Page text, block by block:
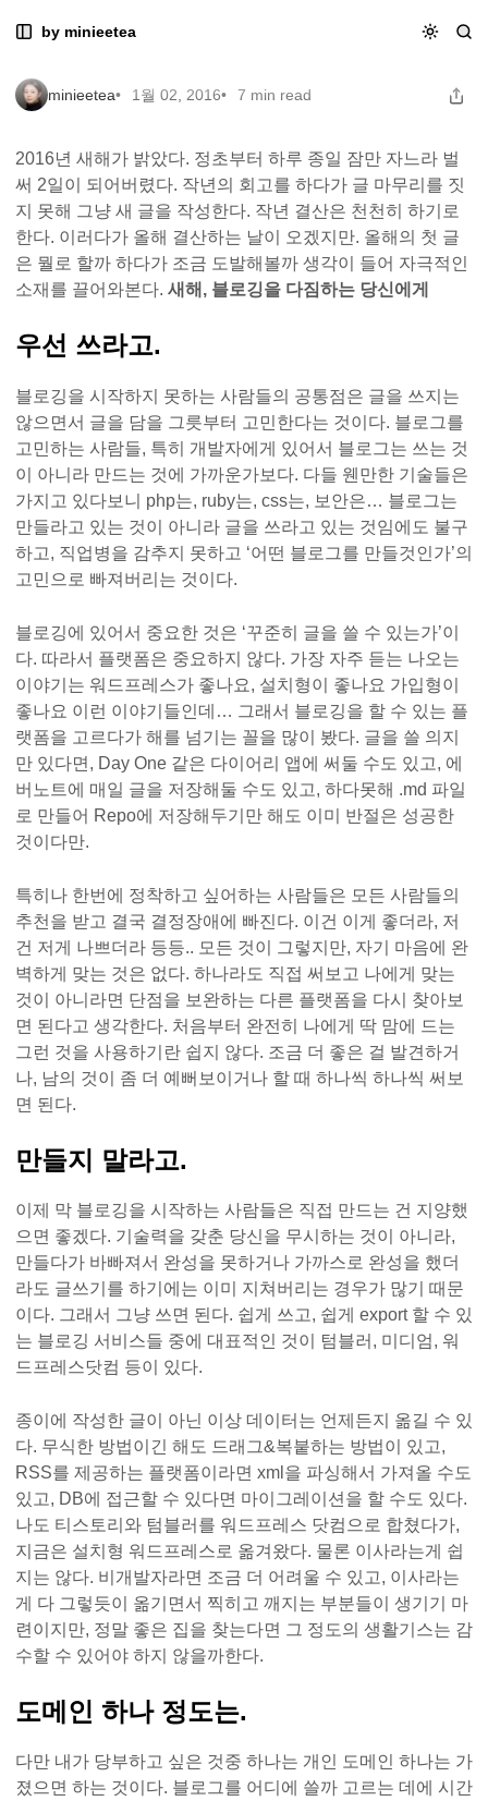
to
to
to
by minieetea
새해, 블로깅을 다짐하는 당신에게
새해, 블로깅을 다짐하는 당신에게
minieetea 1월 02, 2016 7 min read
2016년 새해가 밝았다. 정초부터 하루 종일 잠만 자느라 벌
써 2일이 되어버렸다. 작년의 회고를 하다가 글 마무리를 짓
지 못해 그냥 새 글을 작성한다. 작년 결산은 천천히 하기로
한다. 이러다가 올해 결산하는 날이 오겠지만. 올해의 첫 글
은 뭘로 할까 하다가 조금 도발해볼까 생각이 들어 자극적인
소재를 끌어와본다. 새해, 블로깅을 다짐하는 당신에게
우선 쓰라고.
블로깅을 시작하지 못하는 사람들의 공통점은 글을 쓰지는
않으면서 글을 담을 그릇부터 고민한다는 것이다. 블로그를
고민하는 사람들, 특히 개발자에게 있어서 블로그는 쓰는 것
이 아니라 만드는 것에 가까운가보다. 다들 웬만한 기술들은
가지고 있다보니 php는, ruby는, css는, 보안은… 블로그는
만들라고 있는 것이 아니라 글을 쓰라고 있는 것임에도 불구
하고, 직업병을 감추지 못하고 ‘어떤 블로그를 만들것인가’의
고민으로 빠져버리는 것이다.
블로깅에 있어서 중요한 것은 ‘꾸준히 글을 쓸 수 있는가’이
다. 따라서 플랫폼은 중요하지 않다. 가장 자주 듣는 나오는
이야기는 워드프레스가 좋나요, 설치형이 좋나요 가입형이
좋나요 이런 이야기들인데… 그래서 블로깅을 할 수 있는 플
랫폼을 고르다가 해를 넘기는 꼴을 많이 봤다. 글을 쓸 의지
만 있다면, Day One 같은 다이어리 앱에 써둘 수도 있고, 에
버노트에 매일 글을 저장해둘 수도 있고, 하다못해 .md 파일
로 만들어 Repo에 저장해두기만 해도 이미 반절은 성공한
것이다만.
특히나 한번에 정착하고 싶어하는 사람들은 모든 사람들의
추천을 받고 결국 결정장애에 빠진다. 이건 이게 좋더라, 저
건 저게 나쁘더라 등등.. 모든 것이 그렇지만, 자기 마음에 완
벽하게 맞는 것은 없다. 하나라도 직접 써보고 나에게 맞는
것이 아니라면 단점을 보완하는 다른 플랫폼을 다시 찾아보
면 된다고 생각한다. 처음부터 완전히 나에게 딱 맘에 드는
그런 것을 사용하기란 쉽지 않다. 조금 더 좋은 걸 발견하거
나, 남의 것이 좀 더 예뻐보이거나 할 때 하나씩 하나씩 써보
면 된다.
만들지 말라고.
이제 막 블로깅을 시작하는 사람들은 직접 만드는 건 지양했
으면 좋겠다. 기술력을 갖춘 당신을 무시하는 것이 아니라,
만들다가 바빠져서 완성을 못하거나 가까스로 완성을 했더
라도 글쓰기를 하기에는 이미 지쳐버리는 경우가 많기 때문
이다. 그래서 그냥 쓰면 된다. 쉽게 쓰고, 쉽게 export 할 수 있
는 블로깅 서비스들 중에 대표적인 것이 텀블러, 미디엄, 워
드프레스닷컴 등이 있다.
종이에 작성한 글이 아닌 이상 데이터는 언제든지 옮길 수 있
다. 무식한 방법이긴 해도 드래그&복붙하는 방법이 있고,
RSS를 제공하는 플랫폼이라면 xml을 파싱해서 가져올 수도
있고, DB에 접근할 수 있다면 마이그레이션을 할 수도 있다.
나도 티스토리와 텀블러를 워드프레스 닷컴으로 합쳤다가,
지금은 설치형 워드프레스로 옮겨왔다. 물론 이사라는게 쉽
지는 않다. 비개발자라면 조금 더 어려울 수 있고, 이사라는
게 다 그렇듯이 옮기면서 찍히고 깨지는 부분들이 생기기 마
련이지만, 정말 좋은 집을 찾는다면 그 정도의 생활기스는 감
수할 수 있어야 하지 않을까한다.
도메인 하나 정도는.
다만 내가 당부하고 싶은 것중 하나는 개인 도메인 하나는 가
졌으면 하는 것이다. 블로그를 어디에 쓸까 고르는 데에 시간